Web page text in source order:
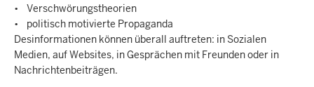
• Verschwörungstheorien
• politisch motivierte Propaganda
Desinformationen können überall auftreten: in Sozialen
Medien, auf Websites, in Gesprächen mit Freunden oder in
Nachrichtenbeiträgen.